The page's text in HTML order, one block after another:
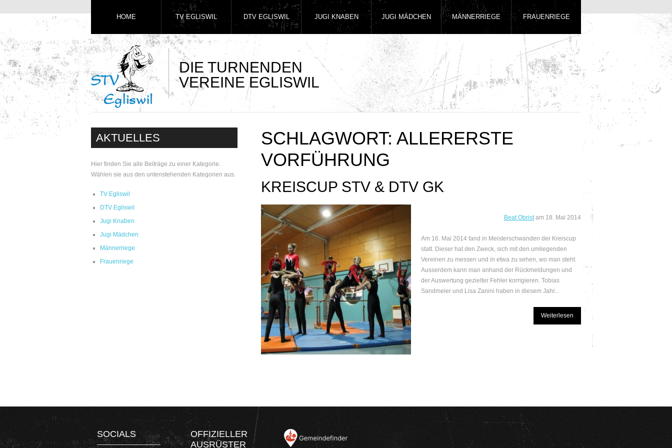
DIE TURNENDEN
VEREINE EGLISWIL
HOME TV EGLISWIL DTV EGLISWIL JUGI KNABEN JUGI MÄDCHEN MÄNNERRIEGE FRAUENRIEGE
AKTUELLES
Hier finden Sie alle Beiträge zu einer Kategorie.
Wählen sie aus den untenstehenden Kategorien aus.
TV Egliswil
DTV Egliswil
Jugi Knaben
Jugi Mädchen
Männerriege
Frauenriege
SCHLAGWORT: ALLERERSTE
VORFÜHRUNG
KREISCUP STV & DTV GK
Beat Obristam 18. Mai 2014
Am 16. Mai 2014 fand in Meisterschwanden der Kreiscup
statt. Dieser hat den Zweck, sich mit den umliegenden
Vereinen zu messen und in etwa zu sehen, wo man steht.
Ausserdem kann man anhand der Rückmeldungen und
der Auswertung gezielter Fehler korrigieren. Tobias
Sandmeier und Lisa Zanini haben in diesem Jahr...
Weiterlesen
SOCIALS
OFFIZIELLER
AUSRÜSTER